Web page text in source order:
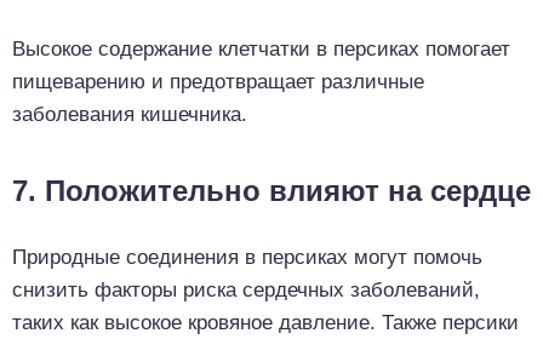
Высокое содержание клетчатки в персиках помогает
пищеварению и предотвращает различные
заболевания кишечника.
7. Положительно влияют на сердце
Природные соединения в персиках могут помочь
снизить факторы риска сердечных заболеваний,
таких как высокое кровяное давление. Также персики